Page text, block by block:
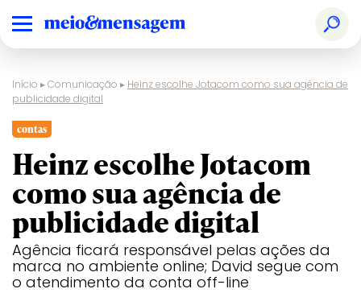
Início ▸Comunicação ▸ Heinz escolhe Jotacom como sua agência de
publicidade digital
contas
Heinz escolhe Jotacom
como sua agência de
publicidade digital
Agência ficará responsável pelas ações da
marca no ambiente online; David segue com
o atendimento da conta off-line